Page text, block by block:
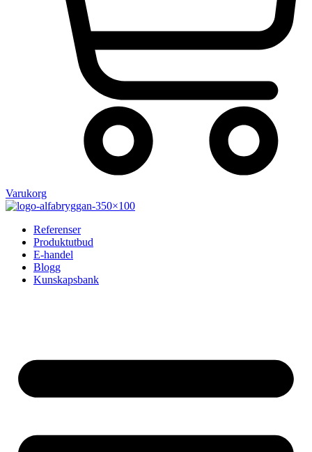
Varukorg
Referenser
Produktutbud
E-handel
Blogg
Kunskapsbank